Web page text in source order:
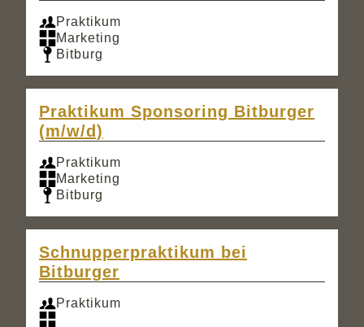
Praktikum
Marketing
Bitburg
Praktikum Sponsoring Bitburger
(m/w/d)
Praktikum
Marketing
Bitburg
Schnupperpraktikum bei
Bitburger
Praktikum